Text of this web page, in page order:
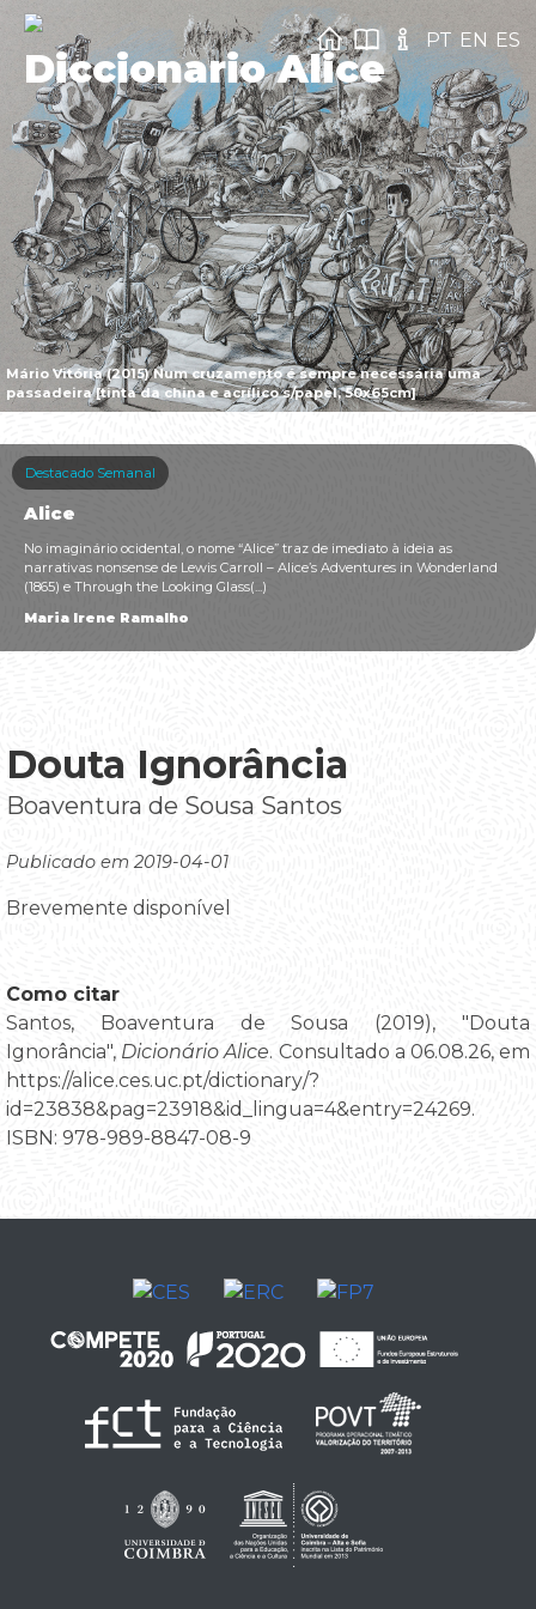
Mário Vitória (2015) Num cruzamento é sempre necessária uma
passadeira [tinta da china e acrílico s/papel, 50x65cm]
Diccionario Alice
PT EN ES
Destacado Semanal
Alice
No imaginário ocidental, o nome “Alice” traz de imediato à ideia as
narrativas nonsense de Lewis Carroll – Alice’s Adventures in Wonderland
(1865) e Through the Looking Glass(...)
Maria Irene Ramalho
Douta Ignorância
Boaventura de Sousa Santos
Publicado em 2019-04-01
Brevemente disponível
Como citar
Santos, Boaventura de Sousa (2019), "Douta
Ignorância", Dicionário Alice. Consultado a 06.08.26, em
https://alice.ces.uc.pt/dictionary/?
id=23838&pag=23918&id_lingua=4&entry=24269.
ISBN: 978-989-8847-08-9